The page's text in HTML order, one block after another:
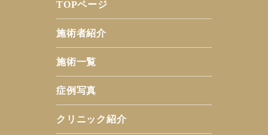
TOPページ
施術者紹介
施術一覧
症例写真
クリニック紹介